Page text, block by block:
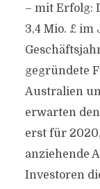
– mit Erfolg:
3,4 Mio. £ im
gegründete
Australien
erwarten
erst für
anziehende
Investoren